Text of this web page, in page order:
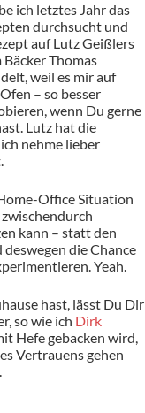
ich letztes Jahr das
durchsucht und
auf Lutz Geißlers
Bäcker Thomas
weil es mir auf
– so besser
wenn Du gerne
Lutz hat die
nehme lieber
Office Situation
kann – statt den
die Chance
Yeah.
hast, lässt Du Dir
so wie ich Dirk
Hefe gebacken wird,
Vertrauens gehen